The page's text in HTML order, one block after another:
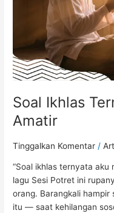
Soal Ikhlas
Amatir
Tinggalkan Komentar /
“Soal ikhlas ternyata aku
lagu Sesi Potret ini
orang. Barangkali
itu — saat kehilangan